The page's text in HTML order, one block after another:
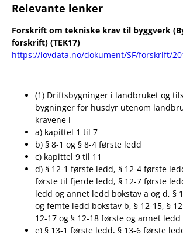
Relevante lenker
Forskrift om tekniske krav til byggverk
forskrift) (TEK17)
https://lovdata.no/dokument/SF/forskrift/
(1) Driftsbygninger i landbruket og
bygninger for husdyr utenom
kravene i
a) kapittel 1 til 7
b) § 8-1 og § 8-4 første ledd
c) kapittel 9 til 11
d) § 12-1 første ledd, § 12-4 første
første til fjerde ledd, § 12-7 første
ledd og annet ledd bokstav a og d, §
og femte ledd bokstav b, § 12-15, §
12-17 og § 12-18 første og annet ledd
e) § 13-1 første ledd, § 13-6 første